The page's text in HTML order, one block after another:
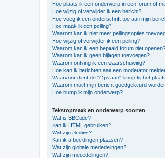
Hoe plaats ik een onderwerp in een forum of
Hoe wijzig of verwijder ik een bericht?
Hoe voeg ik een onderschrift toe aan mijn
Hoe maak ik een peiling?
Waarom kan ik niet meer peilingsopties
Hoe wijzig of verwijder ik een peiling?
Waarom kan ik een bepaald forum niet openen?
Waarom kan ik geen bijlagen toevoegen?
Waarom ontving ik een waarschuwing?
Hoe kan ik berichten aan een moderator
Waarvoor dient de "Opslaan"-knop bij het
Waarom moet mijn bericht goedgekeurd
Hoe bump ik mijn onderwerp?
Tekstopmaak en onderwerp soorten
Wat is BBCode?
Kan ik HTML gebruiken?
Wat zijn Smilies?
Kan ik afbeeldingen plaatsen?
Wat zijn globale mededelingen?
Wat zijn mededelingen?